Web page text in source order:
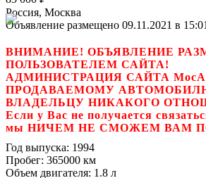
Россия, Москва
Объявление размещено 09.11.2021 в 15:01
ВНИМАНИЕ! ОБЪЯВЛЕНИЕ
ПОЛЬЗОВАТЕЛЕМ САЙТА!
АДМИНИСТРАЦИЯ САЙТА
ПРОДАВАЕМОМУ
ВЛАДЕЛЬЦУ НИКАКОГО
Если у Вас не получается
мы НИЧЕМ НЕ СМОЖЕМ ВАМ
Год выпуска: 1994
Пробег: 365000 км
Объем двигателя: 1.8 л